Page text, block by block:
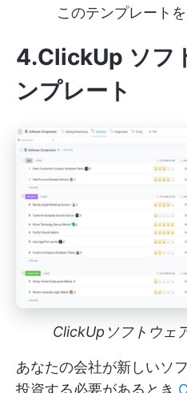
このテンプレート
4.ClickUp ソフ
ンプレート
ClickUpソフトウェ
あなたの会社が新しいソ
投資する必要があるとき